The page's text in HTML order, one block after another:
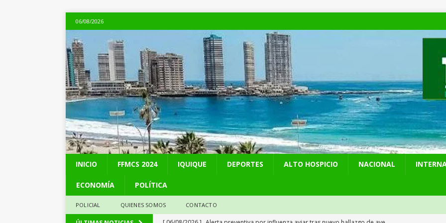
06/08/2026
INICIO FFMCS 2024 IQUIQUE DEPORTES ALTO HOSPICIO NACIONAL
ECONOMÍA POLÍTICA
POLICIAL QUIENES SOMOS CONTACTO